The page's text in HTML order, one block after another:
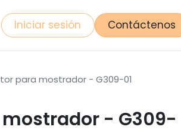
Iniciar sesión Contáctenos
para mostrador - G309-01
- G309-